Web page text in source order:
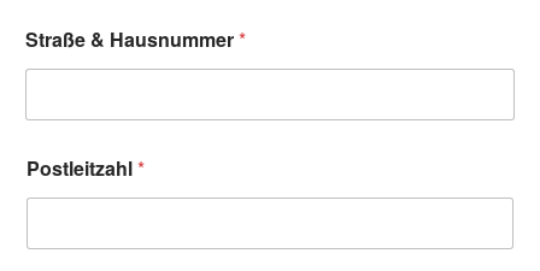
Straße & Hausnummer*
Postleitzahl*